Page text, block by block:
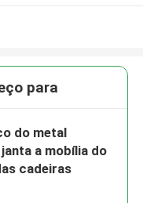
para
do metal
a mobília do
cadeiras